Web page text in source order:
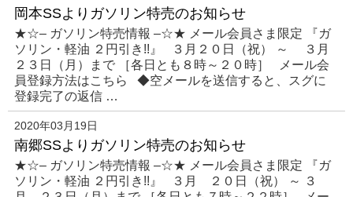
岡本SSよりガソリン特売のお知らせ
★☆– ガソリン特売情報 –☆★ メール会員さま限定 『ガ
ソリン・軽油 ２円引き!!』 ３月２０日（祝） ～ ３月
２３日（月）まで ［各日とも８時～２０時］ メール会
員登録方法はこちら ◆空メールを送信すると、スグに
登録完了の返信 …
2020年03月19日
南郷SSよりガソリン特売のお知らせ
★☆– ガソリン特売情報 –☆★ メール会員さま限定 『ガ
ソリン・軽油 ２円引き!!』 ３月 ２０日（祝） ～ ３